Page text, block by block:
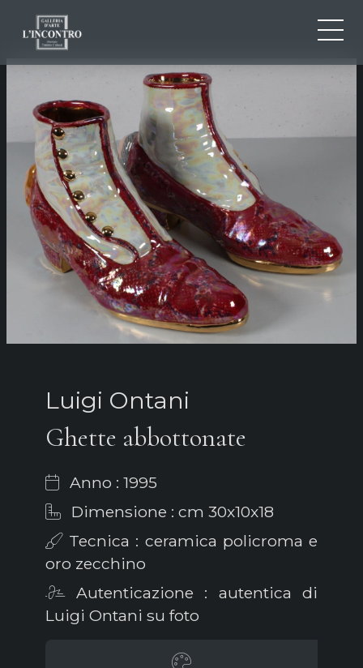
NEWS ED EVENTI
ARTISTI E OPERE
MOSTRE
CONTATTI
Luigi Ontani
Ghette abbottonate
Anno : 1995
Dimensione : cm 30x10x18
Tecnica : ceramica policroma e
oro zecchino
Autenticazione : autentica di
Luigi Ontani su foto